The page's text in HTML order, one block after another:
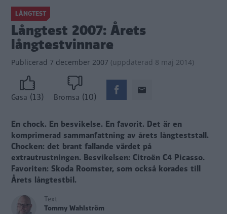
LÅNGTEST
Långtest 2007: Årets
långtestvinnare
Publicerad 7 december 2007 (uppdaterad 8 maj 2014)
Gasa (13) Bromsa (10)
En chock. En besvikelse. En favorit. Det är en
komprimerad sammanfattning av årets långteststall.
Chocken: det brant fallande värdet på
extrautrustningen. Besvikelsen: Citroën C4 Picasso.
Favoriten: Skoda Roomster, som också korades till
Årets långtestbil.
Text
Tommy Wahlström